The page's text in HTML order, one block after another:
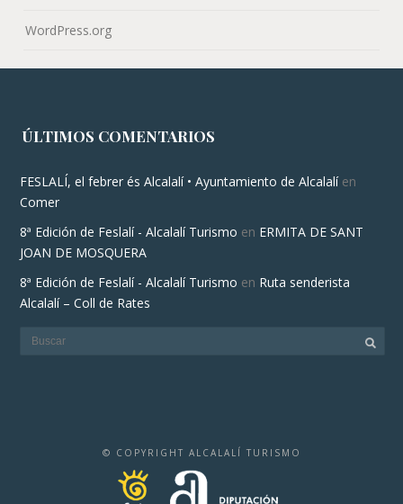
WordPress.org
ÚLTIMOS COMENTARIOS
FESLALÍ, el febrer és Alcalalí • Ayuntamiento de Alcalalíen
Comer
8ª Edición de Feslalí - Alcalalí Turismo en ERMITA DE SANT
JOAN DE MOSQUERA
8ª Edición de Feslalí - Alcalalí Turismo en Ruta senderista
Alcalalí – Coll de Rates
© COPYRIGHT ALCALALÍ TURISMO